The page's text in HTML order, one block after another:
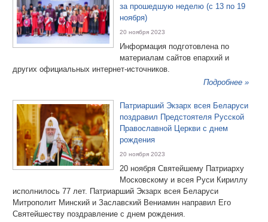
за прошедшую неделю (с 13 по 19
ноября)
20 ноября 2023
Информация подготовлена по
материалам сайтов епархий и
других официальных интернет-источников.
Подробнее »
Патриарший Экзарх всея Беларуси
поздравил Предстоятеля Русской
Православной Церкви с днем
рождения
20 ноября 2023
20 ноября Святейшему Патриарху
Московскому и всея Руси Кириллу
исполнилось 77 лет. Патриарший Экзарх всея Беларуси
Митрополит Минский и Заславский Вениамин направил Его
Святейшеству поздравление с днем рождения.